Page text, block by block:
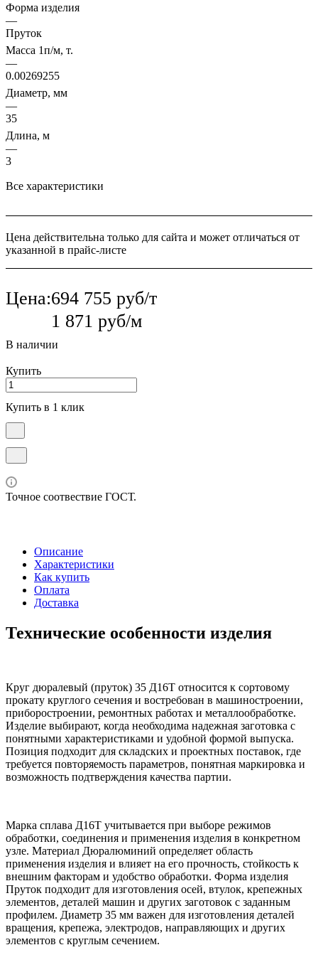
Форма изделия
—
Пруток
Масса 1п/м, т.
—
0.00269255
Диаметр, мм
—
35
Длина, м
—
3
Все характеристики
Цена действительна только для сайта и может отличаться от
указанной в прайс-листе
Цена:694 755 руб/т
1 871 руб/м
В наличии
Купить
Купить в 1 клик
Точное соотвествие ГОСТ.
Описание
Характеристики
Как купить
Оплата
Доставка
Технические особенности изделия
Круг дюралевый (пруток) 35 Д16Т относится к сортовому
прокату круглого сечения и востребован в машиностроении,
приборостроении, ремонтных работах и металлообработке.
Изделие выбирают, когда необходима надежная заготовка с
понятными характеристиками и удобной формой выпуска.
Позиция подходит для складских и проектных поставок, где
требуется повторяемость параметров, понятная маркировка и
возможность подтверждения качества партии.
Марка сплава Д16Т учитывается при выборе режимов
обработки, соединения и применения изделия в конкретном
узле. Материал Дюралюминий определяет область
применения изделия и влияет на его прочность, стойкость к
внешним факторам и удобство обработки. Форма изделия
Пруток подходит для изготовления осей, втулок, крепежных
элементов, деталей машин и других заготовок с заданным
профилем. Диаметр 35 мм важен для изготовления деталей
вращения, крепежа, электродов, направляющих и других
элементов с круглым сечением.